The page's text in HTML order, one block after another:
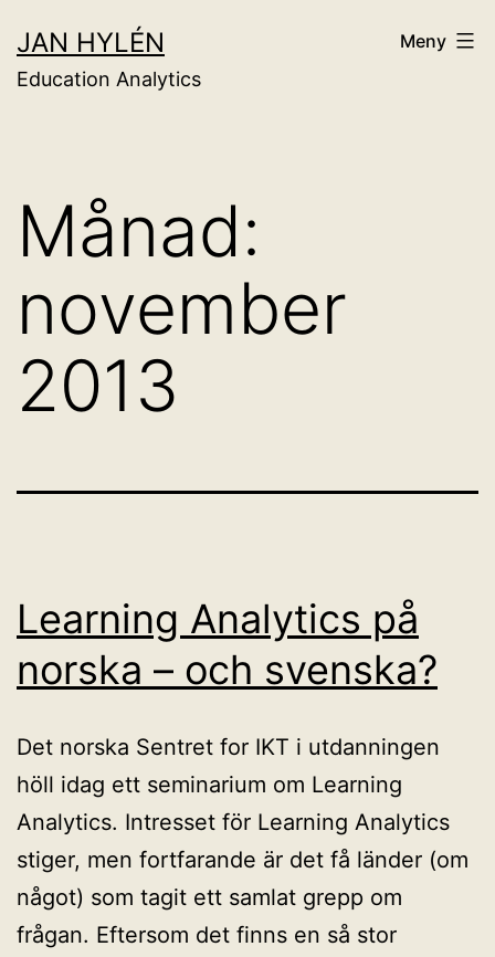
till
innehåll
JAN HYLÉN
Education Analytics
Meny
Månad:
november
2013
Learning Analytics på
norska – och svenska?
Det norska Sentret for IKT i utdanningen
höll idag ett seminarium om Learning
Analytics. Intresset för Learning Analytics
stiger, men fortfarande är det få länder (om
något) som tagit ett samlat grepp om
frågan. Eftersom det finns en så stor